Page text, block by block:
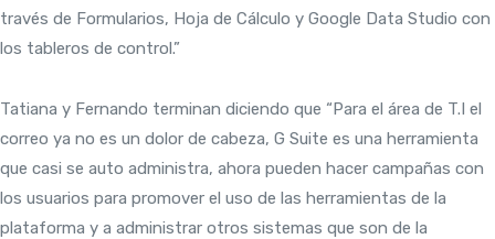
través de Formularios, Hoja de Cálculo y Google Data Studio con
los tableros de control.”
Tatiana y Fernando terminan diciendo que “Para el área de T.I el
correo ya no es un dolor de cabeza, G Suite es una herramienta
que casi se auto administra, ahora pueden hacer campañas con
los usuarios para promover el uso de las herramientas de la
plataforma y a administrar otros sistemas que son de la